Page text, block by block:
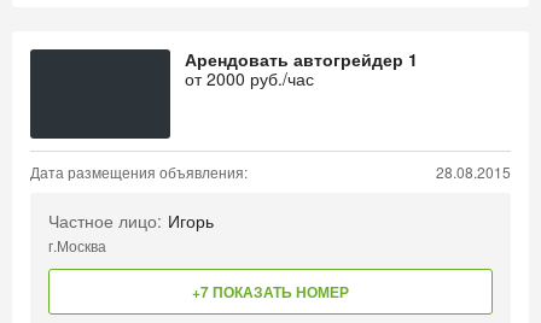
Арендовать автогрейдер 1
от2000 руб./час
Дата размещения объявления: 28.08.2015
Частное лицо: Игорь
г.Москва
+7 ПОКАЗАТЬ НОМЕР